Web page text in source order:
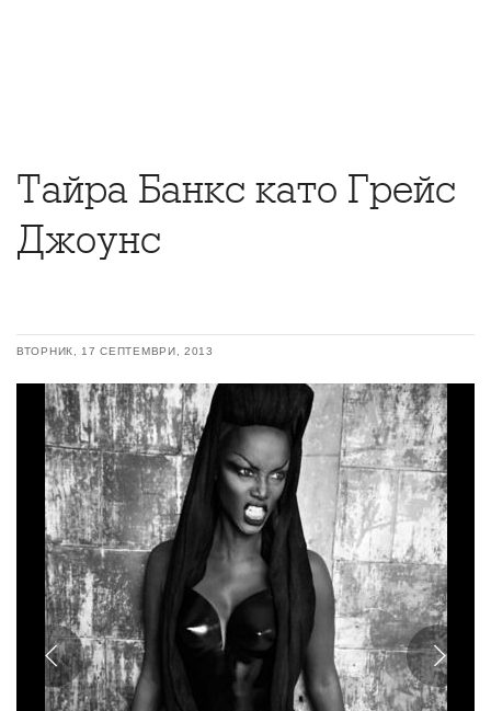
Тайра Банкс като Грейс
Джоунс
ВТОРНИК, 17 СЕПТЕМВРИ, 2013